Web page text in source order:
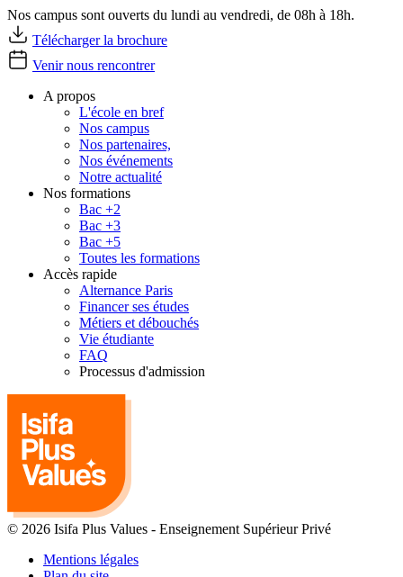
Nos campus sont ouverts du lundi au vendredi, de 08h à 18h.
Télécharger la brochure
Venir nous rencontrer
A propos
L'école en bref
Nos campus
Nos partenaires,
Nos événements
Notre actualité
Nos formations
Bac +2
Bac +3
Bac +5
Toutes les formations
Accès rapide
Alternance Paris
Financer ses études
Métiers et débouchés
Vie étudiante
FAQ
Processus d'admission
© 2026 Isifa Plus Values - Enseignement Supérieur Privé
Mentions légales